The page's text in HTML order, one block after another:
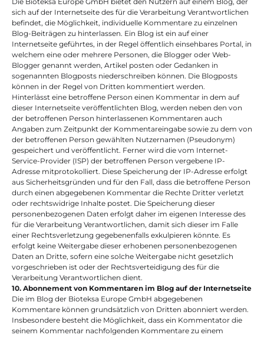
sich auf der Internetseite des für die Verarbeitung Verantwortlichen
befindet, die Möglichkeit, individuelle Kommentare zu einzelnen
Blog-Beiträgen zu hinterlassen. Ein Blog ist ein auf einer
Internetseite geführtes, in der Regel öffentlich einsehbares Portal, in
welchem eine oder mehrere Personen, die Blogger oder Web-
Blogger genannt werden, Artikel posten oder Gedanken in
sogenannten Blogposts niederschreiben können. Die Blogposts
können in der Regel von Dritten kommentiert werden.
Hinterlässt eine betroffene Person einen Kommentar in dem auf
dieser Internetseite veröffentlichten Blog, werden neben den von
der betroffenen Person hinterlassenen Kommentaren auch
Angaben zum Zeitpunkt der Kommentareingabe sowie zu dem von
der betroffenen Person gewählten Nutzernamen (Pseudonym)
gespeichert und veröffentlicht. Ferner wird die vom Internet-
Service-Provider (ISP) der betroffenen Person vergebene IP-
Adresse mitprotokolliert. Diese Speicherung der IP-Adresse erfolgt
aus Sicherheitsgründen und für den Fall, dass die betroffene Person
durch einen abgegebenen Kommentar die Rechte Dritter verletzt
oder rechtswidrige Inhalte postet. Die Speicherung dieser
personenbezogenen Daten erfolgt daher im eigenen Interesse des
für die Verarbeitung Verantwortlichen, damit sich dieser im Falle
einer Rechtsverletzung gegebenenfalls exkulpieren könnte. Es
erfolgt keine Weitergabe dieser erhobenen personenbezogenen
Daten an Dritte, sofern eine solche Weitergabe nicht gesetzlich
vorgeschrieben ist oder der Rechtsverteidigung des für die
Verarbeitung Verantwortlichen dient.
10. Abonnement von Kommentaren im Blog auf der Internetseite
Die im Blog der Bioteksa Europe GmbH abgegebenen
Kommentare können grundsätzlich von Dritten abonniert werden.
Insbesondere besteht die Möglichkeit, dass ein Kommentator die
seinem Kommentar nachfolgenden Kommentare zu einem